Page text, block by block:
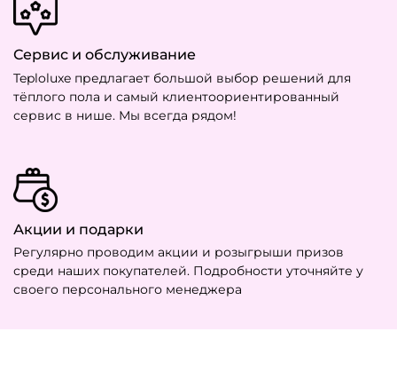
Сервис и обслуживание
Teploluxe предлагает большой выбор решений для
тёплого пола и самый клиентоориентированный
сервис в нише. Мы всегда рядом!
Акции и подарки
Регулярно проводим акции и розыгрыши призов
среди наших покупателей. Подробности уточняйте у
своего персонального менеджера